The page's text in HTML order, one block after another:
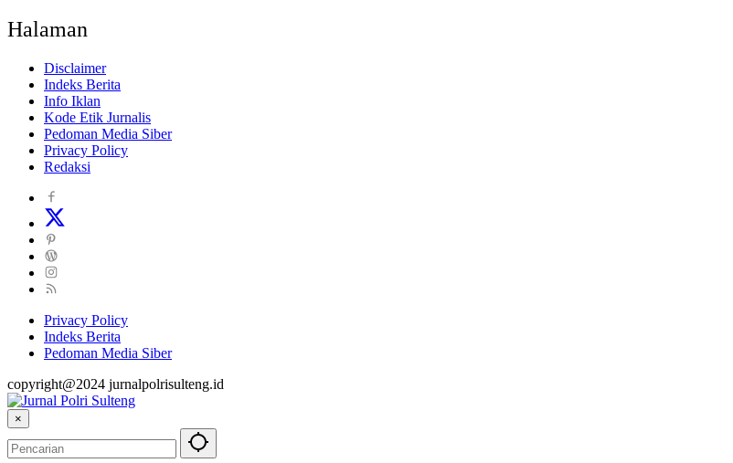
Halaman
Disclaimer
Indeks Berita
Info Iklan
Kode Etik Jurnalis
Pedoman Media Siber
Privacy Policy
Redaksi
Privacy Policy
Indeks Berita
Pedoman Media Siber
copyright@2024 jurnalpolrisulteng.id
×